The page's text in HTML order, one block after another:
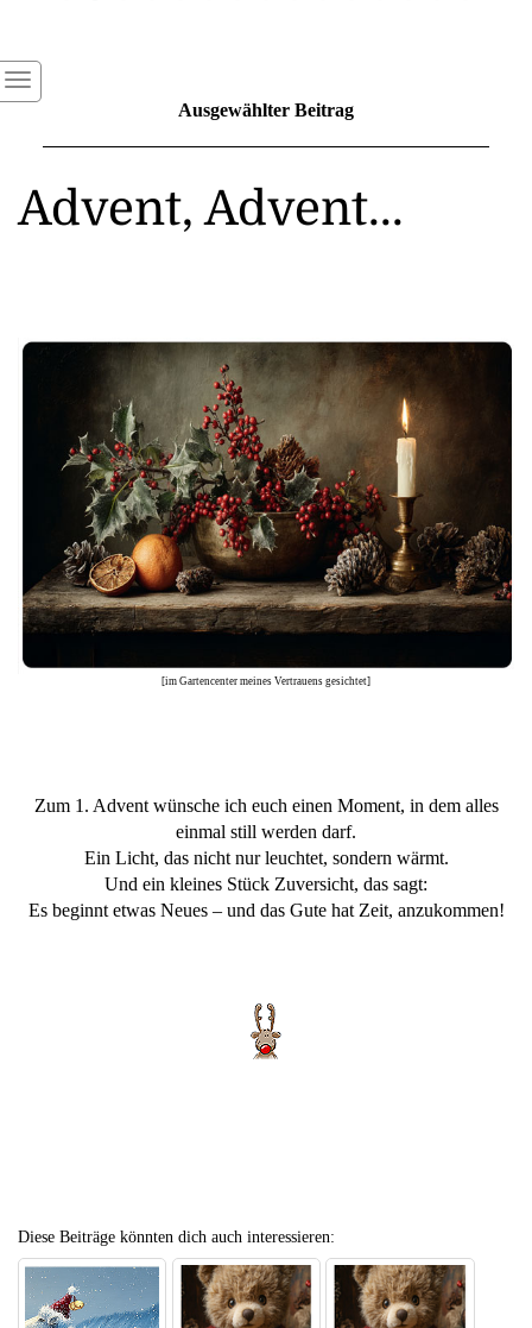
Ausgewählter Beitrag
Advent, Advent...
[im Gartencenter meines Vertrauens gesichtet]
Zum 1. Advent wünsche ich euch einen Moment, in dem alles
einmal still werden darf.
Ein Licht, das nicht nur leuchtet, sondern wärmt.
Und ein kleines Stück Zuversicht, das sagt:
Es beginnt etwas Neues – und das Gute hat Zeit, anzukommen!
Diese Beiträge könnten dich auch interessieren: